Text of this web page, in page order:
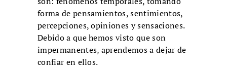
forma de pensamientos, sentimientos,
percepciones, opiniones y sensaciones.
Debido a que hemos visto que son
impermanentes, aprendemos a dejar de
confiar en ellos.